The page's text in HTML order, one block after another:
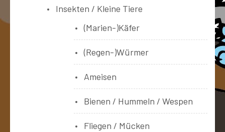
Insekten / Kleine Tiere
(Marien-)Käfer
(Regen-)Würmer
Ameisen
Bienen / Hummeln / Wespen
Fliegen / Mücken